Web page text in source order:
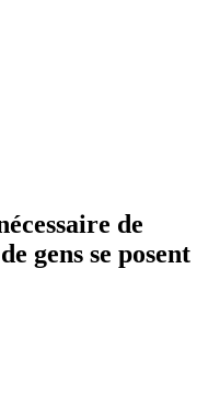
de
gens se posent